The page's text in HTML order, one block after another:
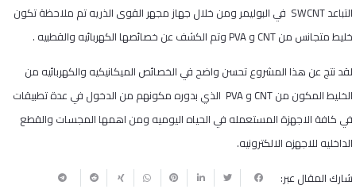
التباعد SWCNT في البوليمر ومن خلال جهاز مجهر القوى الذريه تم ملاحظة تكون
خليط متجانس من CNT و PVA وتم الكشف عن خصائصها الكهربائيه والقطبيه .
لقد نتج عن هذا المشروع تحسن واضح في الخصائص الميكانيكيه والكهربائيه من
الخليط المكون من CNT و PVA الذي بدوره مكونهم من الدخول في عدة تطبيقات
في كافة الاجهزة المستعمله في الحياه اليوميه ومن اهمها المجسات والقطع
الداخليه للاجهزه الالكترونيه.
شارك المقال عبر: